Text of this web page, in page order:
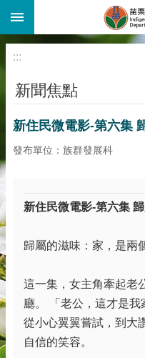
跳到主要內容區塊
:::
新聞焦點
新住民微電影-第六集
發布單位：族群發展科
新住民微電影-第六集
歸屬的滋味：家，是兩
這一集，女主角牽起老
廳。 「老公，這才是
從小心翼翼嘗試，到大
自信的笑容。